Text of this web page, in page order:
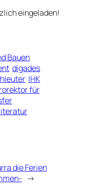
eingeladen!
Bauen
digades
IHK
für
die Ferien
→